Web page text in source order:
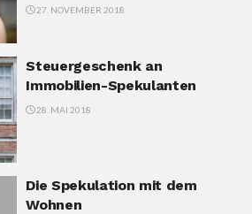
27. NOVEMBER 2018
Steuergeschenk an
Immobilien-Spekulanten
28. MAI 2018
Die Spekulation mit dem
Wohnen